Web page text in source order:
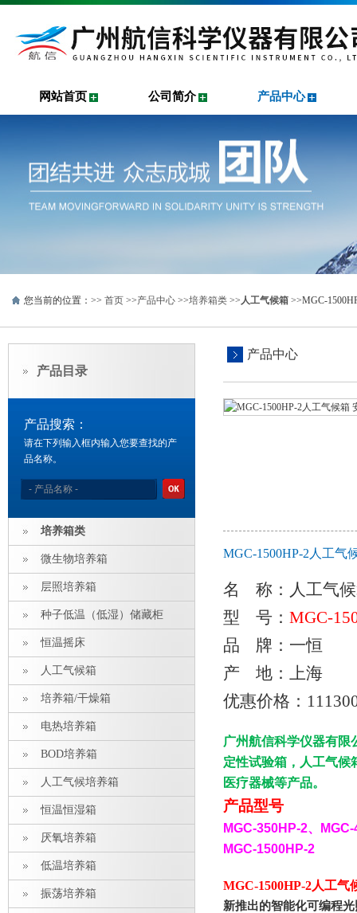
网站首页 公司简介 产品中心
您当前的位置：>> 首页 >>产品中心 >>培养箱类 >>人工气候箱 >>MGC-
产品目录
产品搜索：
请在下列输入框内输入您要查找的产
品名称。
培养箱类
微生物培养箱
层照培养箱
种子低温（低湿）储藏柜
恒温摇床
人工气候箱
培养箱/干燥箱
电热培养箱
BOD培养箱
人工气候培养箱
恒温恒湿箱
厌氧培养箱
低温培养箱
振荡培养箱
产品中心
MGC-1500HP-2人工气
名 称： 人工气
型 号： MGC-
品 牌：一恒
产 地：上海
优惠价格：
广州航信科学仪器有限
定性试验箱，人工气候
医疗器械等产品。
产品型号
MGC-350HP-2、
MGC-1500HP-2
MGC-1500HP-2人工气
新推出的智能化可编程